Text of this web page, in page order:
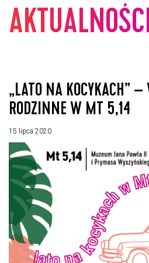
„LATO NA KOCYKACH” –
RODZINNE W MT 5,14
15 lipca 2020